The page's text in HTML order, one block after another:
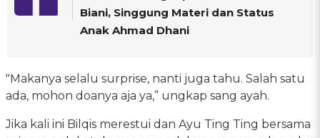
Biani, Singgung Materi dan Status
Anak Ahmad Dhani
"Makanya selalu surprise, nanti juga tahu. Salah satu
ada, mohon doanya aja ya,” ungkap sang ayah.
Jika kali ini Bilqis merestui dan Ayu Ting Ting bersama